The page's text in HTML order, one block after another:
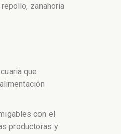
zanahoria
que
con el
produc­toras y